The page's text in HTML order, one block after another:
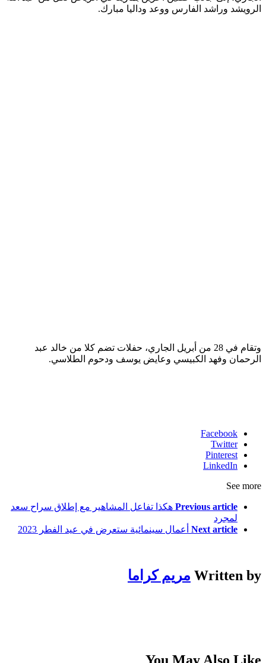
الرويشد وراشد الفارس ووعد وداليا مبارك.
وتقام في 28 من أبريل الجاري، حفلات تضم كلا من خالد عبد
الرحمان وفهد الكبيسي وعايض يوسف ودحوم الطلاسي.
Facebook
Twitter
Pinterest
LinkedIn
See more
Previous article هكذا تفاعل المشاهير مع إطلاق سراح سعد
لمجرد
Next article أعمال سينمائية ستعرض في عيد الفطر 2023
Written by مريم كراما